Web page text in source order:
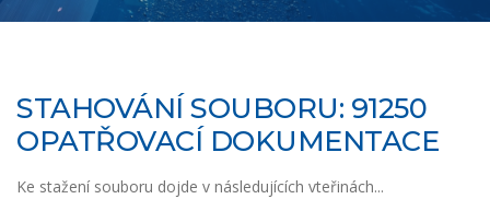
STAHOVÁNÍ SOUBORU: 91250
OPATŘOVACÍ DOKUMENTACE
Ke stažení souboru dojde v následujících vteřinách...